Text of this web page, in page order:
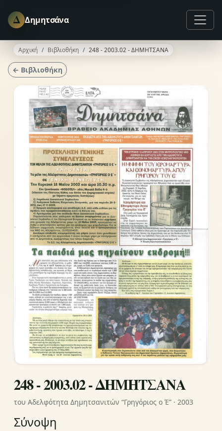
Δ Δημητσάνα
Αρχική Βιβλιοθήκη 248 - 2003.02 - ΔΗΜΗΤΣΑΝΑ
← Βιβλιοθήκη
248 - 2003.02 - ΔΗΜΗΤΣΑΝΑ
του Αδελφότητα Δημητσανιτών “Γρηγόριος ο Έ” · 2003
Σύνοψη